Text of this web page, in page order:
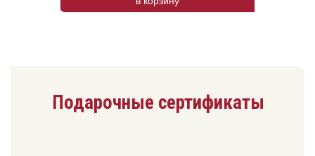
Подарочные сертификаты